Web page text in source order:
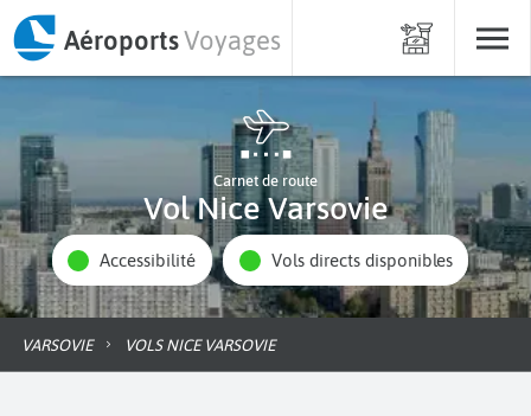
AéroportsVoyages
Carnet de route
Vol Nice Varsovie
Accessibilité Vols directs disponibles
VARSOVIE VOLS NICE VARSOVIE